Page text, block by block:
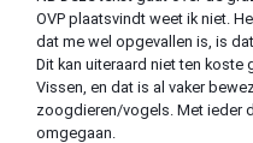
OVP plaatsvindt weet ik niet.
dat me wel opgevallen is, is
Dit kan uiteraard niet ten koste
Vissen, en dat is al vaker
zoogdieren/vogels. Met ieder
omgegaan.